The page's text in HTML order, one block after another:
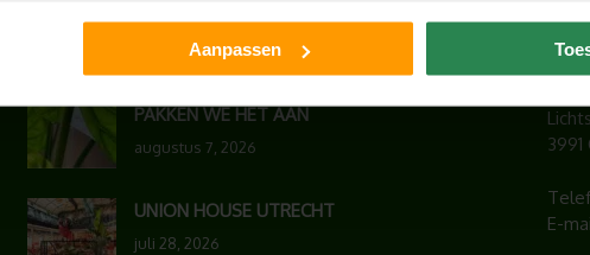
Aanpassen
PAKKEN WE HET AAN
augustus 7, 2026
UNION HOUSE UTRECHT
juli 28, 2026
E-